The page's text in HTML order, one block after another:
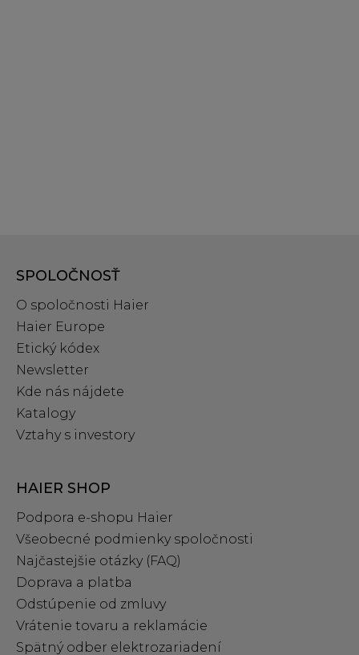
SPOLOČNOSŤ
O spoločnosti Haier
Haier Europe
Etický kódex
Newsletter
Kde nás nájdete
Katalogy
Vztahy s investory
HAIER SHOP
Podpora e‑shopu Haier
Všeobecné podmienky spoločnosti
Najčastejšie otázky (FAQ)
Doprava a platba
Odstúpenie od zmluvy
Vrátenie tovaru a reklamácie
Spätný odber elektrozariadení